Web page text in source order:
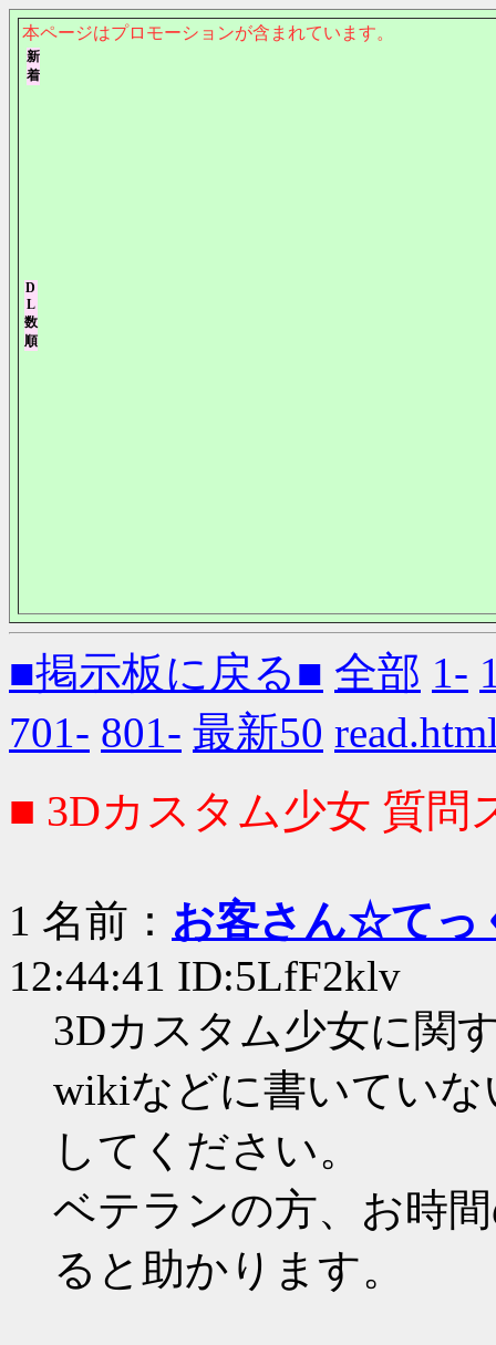
本ページはプロモーションが含まれています。
■掲示板に戻る■ 全部 1-
701- 801- 最新50
■ 3Dカスタム少女 質問
1 名前： お客さん☆てっ
12:44:41 ID:5LfF2klv
3Dカスタム少女に関
wikiなどに書いてい
してください。
ベテランの方、お時
ると助かります。